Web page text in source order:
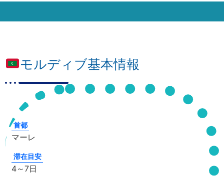
モルディブ基本情報
首都
マーレ
滞在目安
4～7日